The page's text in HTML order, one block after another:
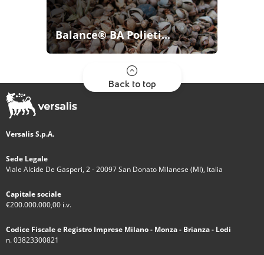
Balance® BA Polieti...
Back to top
Versalis S.p.A.
Sede Legale
Viale Alcide De Gasperi, 2 - 20097 San Donato Milanese (MI), Italia
Capitale sociale
€200.000.000,00 i.v.
Codice Fiscale e Registro Imprese Milano - Monza - Brianza - Lodi
n. 03823300821